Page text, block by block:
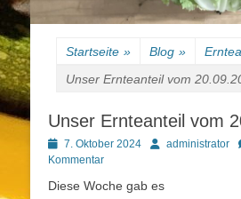
Startseite » Blog »
Unser Ernteanteil vom
Unser Ernteanteil vom
Posted
on
7. Oktober 2024 Autoradministrator
Kommentar
Diese Woche gab es